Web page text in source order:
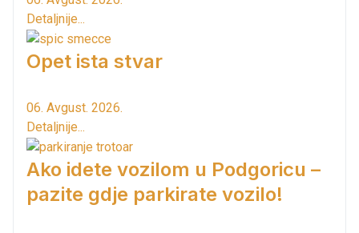
Detaljnije...
Opet ista stvar
06. Avgust. 2026.
Detaljnije...
Ako idete vozilom u Podgoricu –
pazite gdje parkirate vozilo!